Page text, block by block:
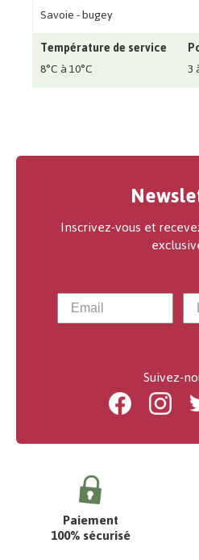
Savoie - bugey
Température de service
8°C à 10°C
3
Inscrivez-vous et
Suivez-
Facebook
Paiement
100% sécurisé